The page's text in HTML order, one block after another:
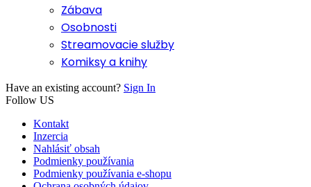
Zábava
Osobnosti
Streamovacie služby
Komiksy a knihy
Have an existing account? Sign In
Follow US
Kontakt
Inzercia
Nahlásiť obsah
Podmienky používania
Podmienky používania e-shopu